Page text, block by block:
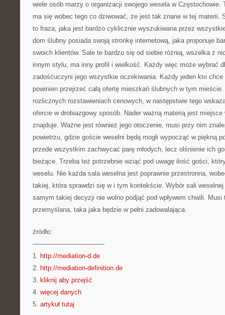
wiele osób marzy o organizacji swojego wesela w
ma się wobec tego co dziwować, że jest tak znane w tej materii.
to fraza, jaka jest bardzo cyklicznie wyszukiwana przez
dom ślubny posiada swoją stronkę internetową, jaka proponuje
swoich klientów. Sale te bardzo się od siebie różnią, wszelka z
innym stylu, ma inny profil i wielkość. Każdy więc może wybrać
zadośćuczyni jego wszystkie oczekiwania. Każdy jeden kto
powinien przejrzeć całą ofertę mieszkań ślubnych w tym
rozlicznych rozstawieniach cenowych, w następstwie tego
ofercie w drobiazgowy sposób. Nader ważną materią jest
znajduje. Ważne jest również jego otoczenie, musi przy nim
powietrzu, gdzie goście weselni będą mogli wypocząć w piękną
przede wszystkim zachwycać parę młodych, lecz olśnienie ich
bieżące. Trzeba też potrzebnie wziąć pod uwagę ilość gości,
weselu. Nie każda sala weselna jest poprawnie przestronna,
takiej, która sprawdzi się w i tym kontekście. Wybór sali
samym takiej decyzji nie wolno podjąć pod wpływem chwili.
przemyślana, taka jaka będzie w pełni zadowalająca.
źródło:
———————————
1. http://mediation-d.de
2. http://mediation-definition.de
3. kliknij aby przejść
4. więcej danych
5. artykuł tutaj